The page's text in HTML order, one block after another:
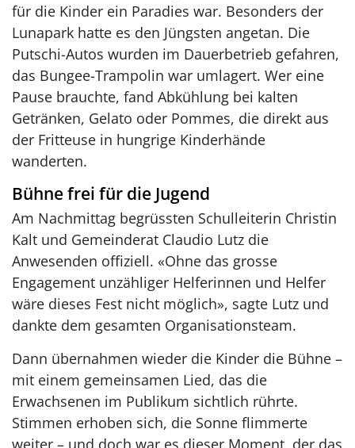
für die Kinder ein Paradies war. Besonders der
Lunapark hatte es den Jüngsten angetan. Die
Putschi-Autos wurden im Dauerbetrieb gefahren,
das Bungee-Trampolin war umlagert. Wer eine
Pause brauchte, fand Abkühlung bei kalten
Getränken, Gelato oder Pommes, die direkt aus
der Fritteuse in hungrige Kinderhände
wanderten.
Bühne frei für die Jugend
Am Nachmittag begrüssten Schulleiterin Christin
Kalt und Gemeinderat Claudio Lutz die
Anwesenden offiziell. «Ohne das grosse
Engagement unzähliger Helferinnen und Helfer
wäre dieses Fest nicht möglich», sagte Lutz und
dankte dem gesamten Organisationsteam.
Dann übernahmen wieder die Kinder die Bühne –
mit einem gemeinsamen Lied, das die
Erwachsenen im Publikum sichtlich rührte.
Stimmen erhoben sich, die Sonne flimmerte
weiter – und doch war es dieser Moment, der das